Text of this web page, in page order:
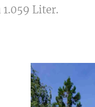
1.059 Liter.